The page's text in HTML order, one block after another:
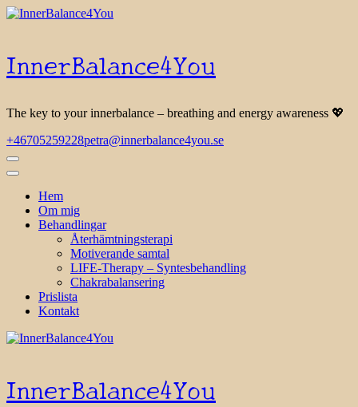
Skip
InnerBalance4You
The key to your innerbalance – breathing and energy awareness 💖
+46705259228petra@innerbalance4you.se
Hem
Om mig
Behandlingar
Återhämtningsterapi
Motiverande samtal
LIFE-Therapy – Syntesbehandling
Chakrabalansering
Prislista
Kontakt
InnerBalance4You